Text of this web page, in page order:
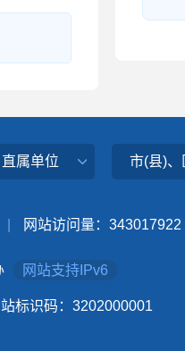
直属单位 市(县)、
网站访问量： 343017922
网站支持IPv6
站标识码：3202000001